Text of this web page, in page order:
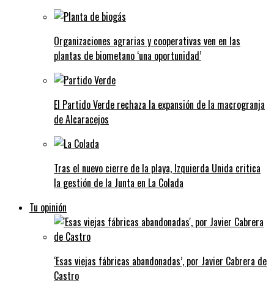
Organizaciones agrarias y cooperativas ven en las
plantas de biometano ‘una oportunidad’
El Partido Verde rechaza la expansión de la macrogranja
de Alcaracejos
Tras el nuevo cierre de la playa, Izquierda Unida critica
la gestión de la Junta en La Colada
Tu opinión
‘Esas viejas fábricas abandonadas’, por Javier Cabrera de
Castro